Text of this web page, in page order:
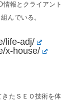
報とクライアント
んでいる。
life-adj/
x-house/
たＳＥＯ技術を体